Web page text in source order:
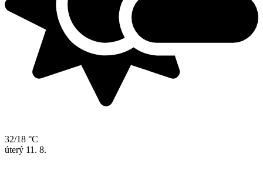
32/18 °C
úterý 11. 8.